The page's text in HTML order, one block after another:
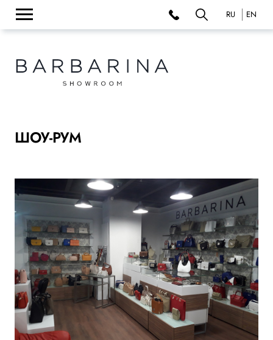
RU EN
ШОУ-РУМ